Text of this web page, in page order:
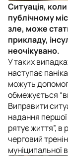
Ситуація,
публічному
зле, може
прикладу,
неочікувано.
У таких
наступає
можуть
обмежується
Виправити
надання
рятує життя”, в
черговий
муніципальної